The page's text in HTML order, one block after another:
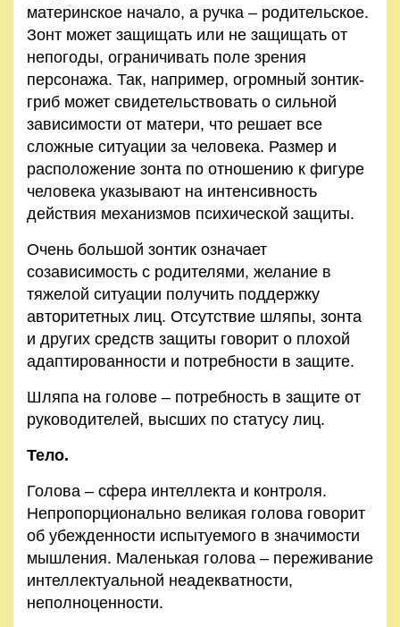
материнское начало, а ручка – родительское.
Зонт может защищать или не защищать от
непогоды, ограничивать поле зрения
персонажа. Так, например, огромный зонтик-
гриб может свидетельствовать о сильной
зависимости от матери, что решает все
сложные ситуации за человека. Размер и
расположение зонта по отношению к фигуре
человека указывают на интенсивность
действия механизмов психической защиты.
Очень большой зонтик означает
созависимость с родителями, желание в
тяжелой ситуации получить поддержку
авторитетных лиц. Отсутствие шляпы, зонта
и других средств защиты говорит о плохой
адаптированности и потребности в защите.
Шляпа на голове – потребность в защите от
руководителей, высших по статусу лиц.
Тело.
Голова – сфера интеллекта и контроля.
Непропорционально великая голова говорит
об убежденности испытуемого в значимости
мышления. Маленькая голова – переживание
интеллектуальной неадекватности,
неполноценности.